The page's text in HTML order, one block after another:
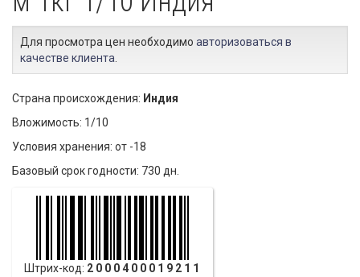
Для просмотра цен необходимо авторизоваться в
качестве клиента
Страна происхождения: Индия
Вложимость: 1/10
Условия хранения: от -18
Базовый срок годности: 730 дн.
Штрих-код: 2000400019211